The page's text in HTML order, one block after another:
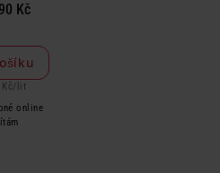
Kč
/ lit
online